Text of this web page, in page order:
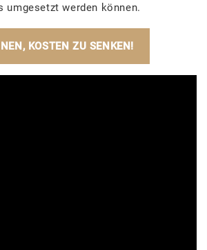
umgesetzt werden können.
KOSTEN ZU SENKEN!